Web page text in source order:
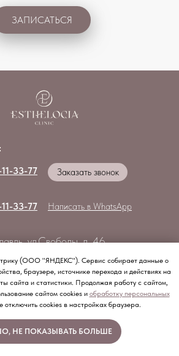
ЗАПИСАТЬСЯ
(ООО "ЯНДЕКС"). Сервис собирает данные о
браузере, источнике перехода и действиях на
сайта и статистики. Продолжая работу с сайтом,
сайтом cookies и обработку персональных
отключить cookies в настройках браузера.
НЕ ПОКАЗЫВАТЬ БОЛЬШЕ
ул.Свободы, д. 46
33-77
33-77 Написать в WhatsApp
Заказать звонок
найти